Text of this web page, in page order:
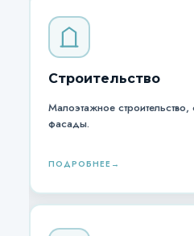
Строительство
Малоэтажное
фасады.
ПОДРОБНЕЕ